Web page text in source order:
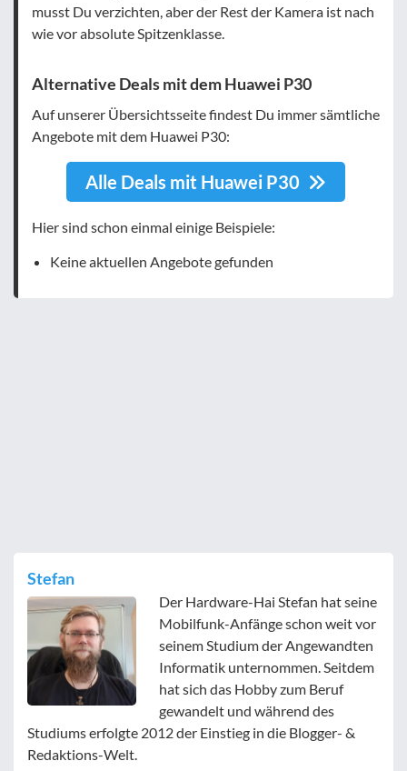
musst Du verzichten, aber der Rest der Kamera ist nach
wie vor absolute Spitzenklasse.
Alternative Deals mit dem Huawei P30
Auf unserer Übersichtsseite findest Du immer sämtliche
Angebote mit dem Huawei P30:
Alle Deals mit Huawei P30
Hier sind schon einmal einige Beispiele:
Keine aktuellen Angebote gefunden
Stefan
Der Hardware-Hai Stefan hat seine
Mobilfunk-Anfänge schon weit vor
seinem Studium der Angewandten
Informatik unternommen. Seitdem
hat sich das Hobby zum Beruf
gewandelt und während des
Studiums erfolgte 2012 der Einstieg in die Blogger- &
Redaktions-Welt.